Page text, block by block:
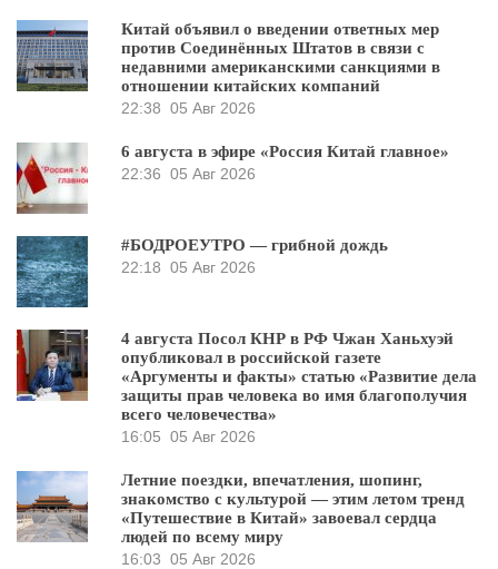
Китай объявил о введении ответных мер
против Соединённых Штатов в связи с
недавними американскими санкциями в
отношении китайских компаний
22:38 05 Авг 2026
6 августа в эфире «Россия Китай главное»
22:36 05 Авг 2026
#БОДРОЕУТРО — грибной дождь
22:18 05 Авг 2026
4 августа Посол КНР в РФ Чжан Ханьхуэй
опубликовал в российской газете
«Аргументы и факты» статью «Развитие дела
защиты прав человека во имя благополучия
всего человечества»
16:05 05 Авг 2026
Летние поездки, впечатления, шопинг,
знакомство с культурой — этим летом тренд
«Путешествие в Китай» завоевал сердца
людей по всему миру
16:03 05 Авг 2026